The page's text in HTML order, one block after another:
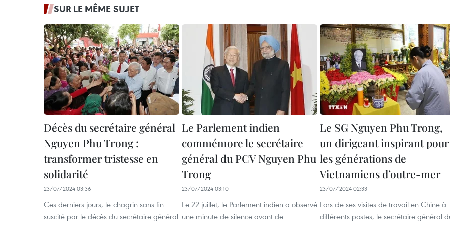
SUR LE MÊME SUJET
Décès du secrétaire général
Nguyen Phu Trong :
transformer tristesse en
solidarité
23/07/2024 03:36
Ces derniers jours, le chagrin sans fin
suscité par le décès du secrétaire général
Le Parlement indien
commémore le secrétaire
général du PCV Nguyen Phu
Trong
23/07/2024 03:10
Le 22 juillet, le Parlement indien a observé
une minute de silence avant de
Le SG Nguyen Phu Trong,
un dirigeant inspirant pour
les générations de
Vietnamiens d’outre-mer
23/07/2024 02:33
Lors de ses visites de travail en Chine à
différents postes, le secrétaire général